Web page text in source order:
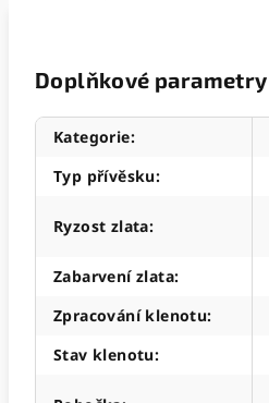
Doplňkové parametry
Kategorie:
Typ přívěsku:
Ryzost zlata:
Zabarvení zlata:
Zpracování klenotu:
Stav klenotu: